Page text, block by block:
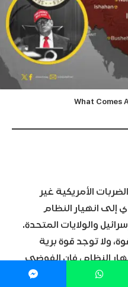
What Comes
الأمريكية غير
إلى انهيار النظام
والولايات المتحدة.
ولا توجد قوة برية
النظام، فإن الفوضى
قيادة أكثر تطرفًا أو